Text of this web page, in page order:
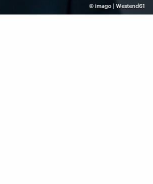
© imago | Westend61